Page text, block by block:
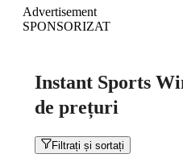
Advertisement
SPONSORIZAT
Instant Sports
de prețuri
Filtrați și sortați